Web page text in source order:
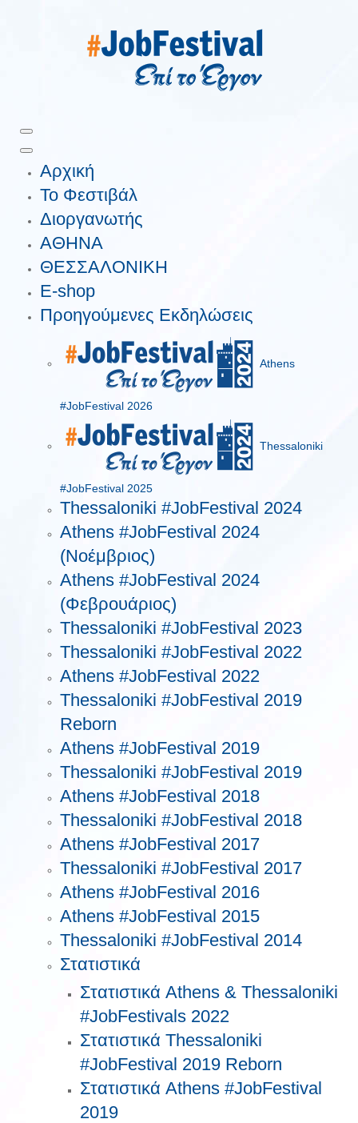
Αρχική
Το Φεστιβάλ
Διοργανωτής
ΑΘΗΝΑ
ΘΕΣΣΑΛΟΝΙΚΗ
E-shop
Προηγούμενες Εκδηλώσεις
Athens
#JobFestival 2026
Thessaloniki
#JobFestival 2025
Thessaloniki #JobFestival 2024
Athens #JobFestival 2024
(Νοέμβριος)
Athens #JobFestival 2024
(Φεβρουάριος)
Thessaloniki #JobFestival 2023
Thessaloniki #JobFestival 2022
Athens #JobFestival 2022
Thessaloniki #JobFestival 2019
Reborn
Athens #JobFestival 2019
Thessaloniki #JobFestival 2019
Athens #JobFestival 2018
Thessaloniki #JobFestival 2018
Athens #JobFestival 2017
Τhessaloniki #JobFestival 2017
Athens #JobFestival 2016
Athens #JobFestival 2015
Thessaloniki #JobFestival 2014
Στατιστικά
Στατιστικά Athens & Thessaloniki
#JobFestivals 2022
Στατιστικά Thessaloniki
#JobFestival 2019 Reborn
Στατιστικά Athens #JobFestival
2019